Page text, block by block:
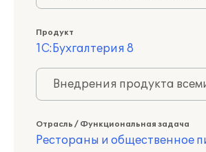
Продукт
1С:Бухгалтерия 8
Внедрения продукта
Отрасль / Функциональная задача
Рестораны и общественное